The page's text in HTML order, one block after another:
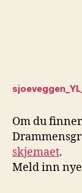
Om du
skjemaet.
Meld inn